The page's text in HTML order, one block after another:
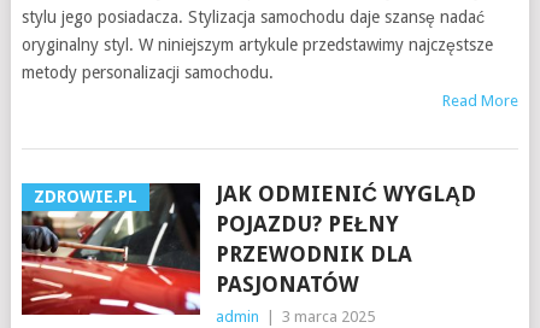
stylu jego posiadacza. Stylizacja samochodu daje szansę nadać
oryginalny styl. W niniejszym artykule przedstawimy najczęstsze
metody personalizacji samochodu.
Read More
ZDROWIE.PL
JAK ODMIENIĆ WYGLĄD
POJAZDU? PEŁNY
PRZEWODNIK DLA
PASJONATÓW
admin 3 marca 2025